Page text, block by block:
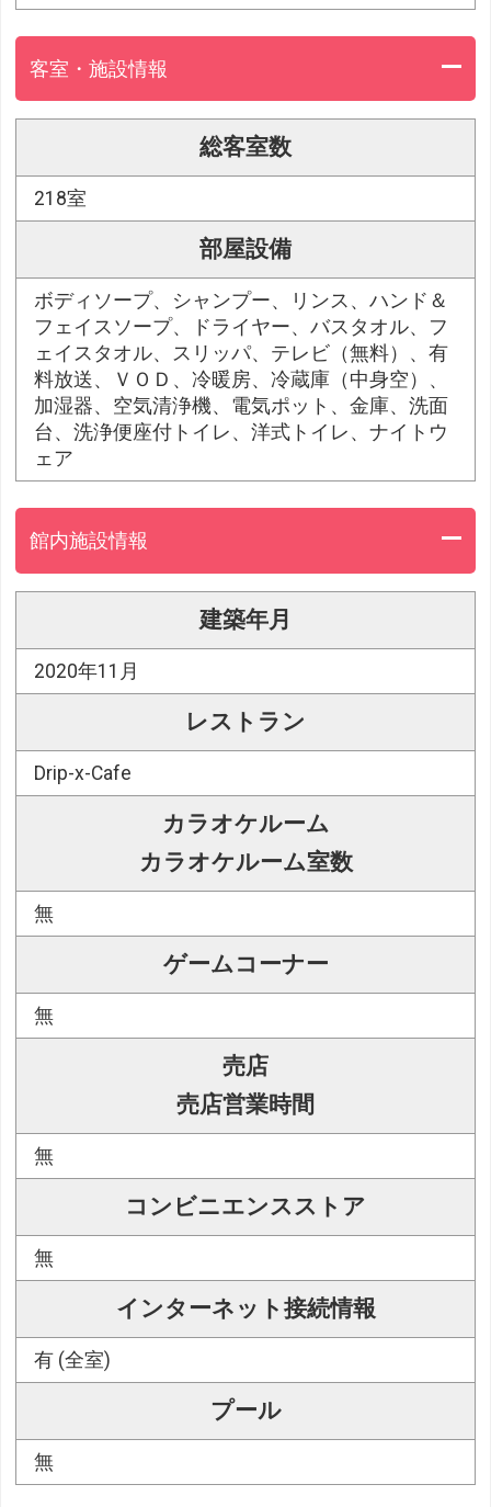
客室・施設情報
総客室数
218室
部屋設備
ボディソープ、シャンプー、リンス、ハンド＆
フェイスソープ、ドライヤー、バスタオル、フ
ェイスタオル、スリッパ、テレビ（無料）、有
料放送、ＶＯＤ、冷暖房、冷蔵庫（中身空）、
加湿器、空気清浄機、電気ポット、金庫、洗面
台、洗浄便座付トイレ、洋式トイレ、ナイトウ
ェア
館内施設情報
建築年月
2020年11月
レストラン
Drip-x-Cafe
カラオケルーム
カラオケルーム室数
無
ゲームコーナー
無
売店
売店営業時間
無
コンビニエンスストア
無
インターネット接続情報
有 (全室)
プール
無